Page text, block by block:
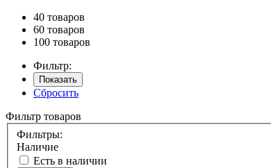
40 товаров
60 товаров
100 товаров
Фильтр:
Показать
Сбросить
Фильтр товаров
Фильтры:
Наличие
Есть в наличии